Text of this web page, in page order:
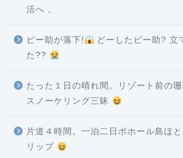
活へ 。
ピー助が落下!
どーしたピー助? 立
た??
たった１日の晴れ間。リゾート前の
スノーケリング三昧
片道４時間。一泊二日ボホール島ほ
リップ